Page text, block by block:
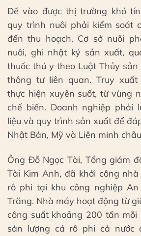
Để vào được thị trường khó
quy trình nuôi phải kiểm soát
đến thu hoạch. Cơ sở nuôi
nuôi, ghi nhật ký sản xuất,
thuốc thú y theo Luật Thủy
thông tư liên quan. Truy xuất
thực hiện xuyên suốt, từ vùng
chế biến. Doanh nghiệp phải
liệu và quy trình sản xuất để
Nhật Bản, Mỹ và Liên minh
Ông Đỗ Ngọc Tài, Tổng giám
Tài Kim Anh, đã khởi công
rô phi tại khu công nghiệp An
Trăng. Nhà máy hoạt động từ
công suất khoảng 200 tấn mỗi
sản lượng cá rô phi cả nước